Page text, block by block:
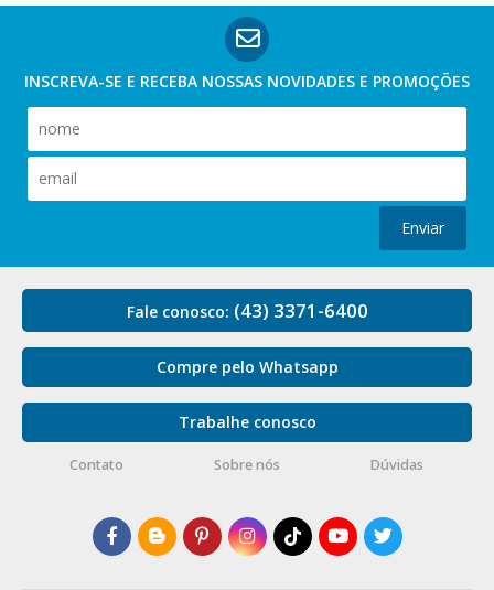
INSCREVA-SE E RECEBA NOSSAS NOVIDADES E PROMOÇÕES
Enviar
Fale conosco: (43) 3371-6400
Compre pelo Whatsapp
Trabalhe conosco
Contato Sobre nós Dúvidas